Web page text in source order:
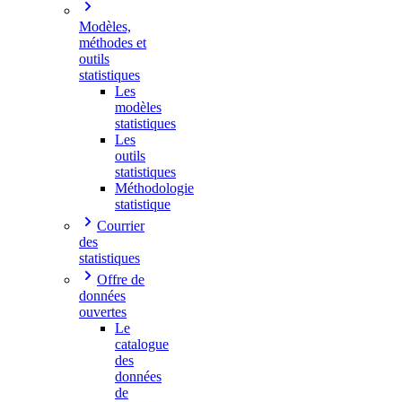
Modèles,
méthodes et
outils
statistiques
Les
modèles
statistiques
Les
outils
statistiques
Méthodologie
statistique
Courrier
des
statistiques
Offre de
données
ouvertes
Le
catalogue
des
données
de